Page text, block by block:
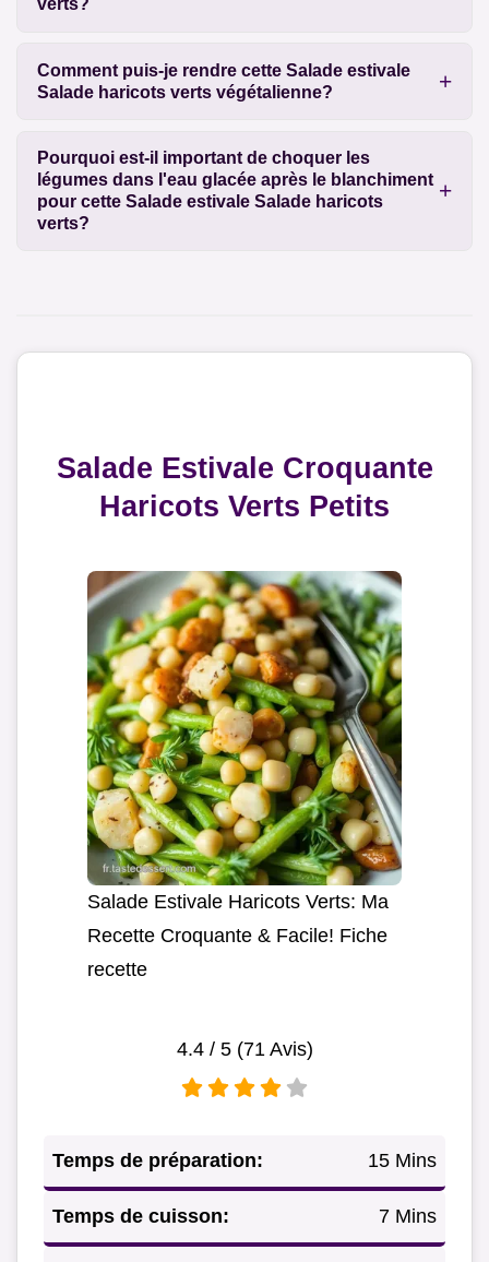
verts?
Comment puis-je rendre cette Salade estivale
Salade haricots verts végétalienne?
Pourquoi est-il important de choquer les
légumes dans l'eau glacée après le blanchiment
pour cette Salade estivale Salade haricots
verts?
Salade Estivale Croquante
Haricots Verts Petits
Salade Estivale Haricots Verts: Ma
Recette Croquante & Facile! Fiche
recette
4.4/ 5 (71 Avis)
Temps de préparation: 15 Mins
Temps de cuisson: 7 Mins